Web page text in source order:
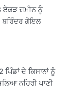
ਏਕੜ ਜ਼ਮੀਨ ਨੂੰ
ਬਰਿੰਦਰ ਗੋਇਲ
ਦੇ ਕਿਸਾਨਾਂ ਨੂੰ
ਨਹਿਰੀ ਪਾਣੀ